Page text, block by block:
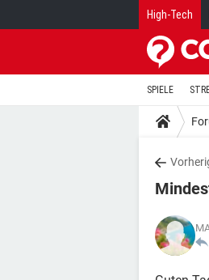
High-Tech
SPIELE